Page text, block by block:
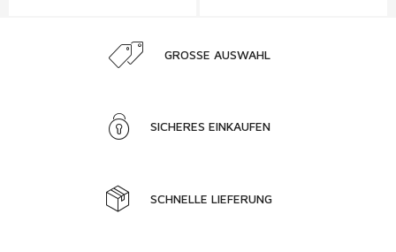
GROSSE AUSWAHL
SICHERES EINKAUFEN
SCHNELLE LIEFERUNG